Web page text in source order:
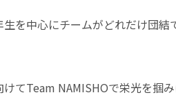
を中心にチームがどれだけ団結
てTeam NAMISHOで栄光を掴み